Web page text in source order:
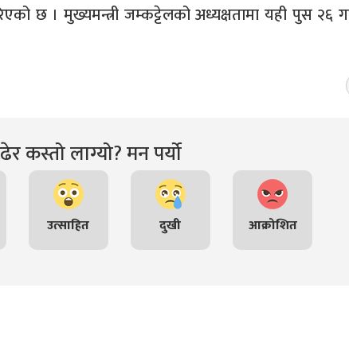
छ । मुख्यमन्त्री जम्कट्टेलको अध्यक्षतामा यही पुस २६
कस्तो लाग्यो? मन पर्यो
उत्साहित दुखी आक्रोशित